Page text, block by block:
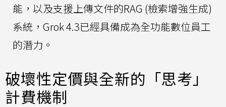
能，以及支援上傳文件的RAG (檢索增強生成)
系統，Grok 4.3已經具備成為全功能數位員工
的潛力。
破壞性定價與全新的「思考」
計費機制